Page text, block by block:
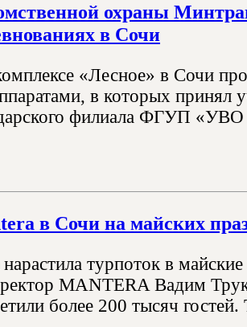
охраны
в Сочи
«Лесное» в Сочи
в которых
филиала ФГУП
в Сочи на майских
турпоток в
MANTERA Вадим
более 200 тысяч